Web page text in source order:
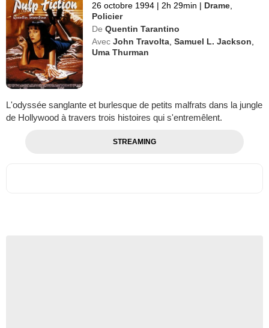
26 octobre 1994 | 2h 29min | Drame
Policier
De Quentin Tarantino
Avec John Travolta ,Samuel L. Jackson
Uma Thurman
L'odyssée sanglante et burlesque de petits malfrats dans la jungle
de Hollywood à travers trois histoires qui s'entremêlent.
STREAMING